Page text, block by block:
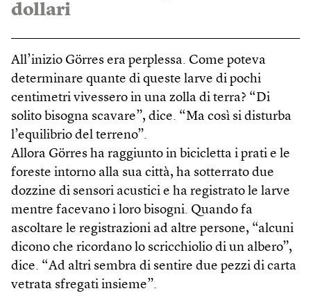
dollari
All’inizio Görres era perplessa. Come poteva
determinare quante di queste larve di pochi
centimetri vivessero in una zolla di terra? “Di
solito bisogna scavare”, dice. “Ma così si disturba
l’equilibrio del terreno”.
Allora Görres ha raggiunto in bicicletta i prati e le
foreste intorno alla sua città, ha sotterrato due
dozzine di sensori acustici e ha registrato le larve
mentre facevano i loro bisogni. Quando fa
ascoltare le registrazioni ad altre persone, “alcuni
dicono che ricordano lo scricchiolio di un albero”,
dice. “Ad altri sembra di sentire due pezzi di carta
vetrata sfregati insieme”.